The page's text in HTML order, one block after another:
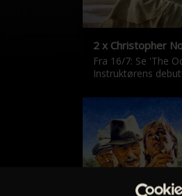
2 x Christopher
Fra 16/7: Se 'The
Instruktørens